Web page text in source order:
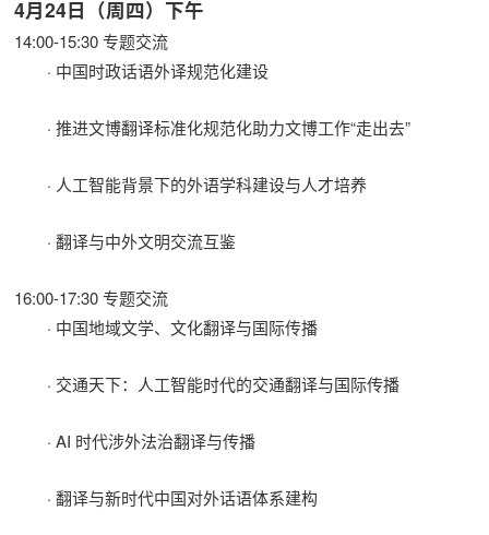
4月24日（周四）下午
14:00-15:30 专题交流
· 中国时政话语外译规范化建设
· 推进文博翻译标准化规范化助力文博工作“走出去”
· 人工智能背景下的外语学科建设与人才培养
· 翻译与中外文明交流互鉴
16:00-17:30 专题交流
· 中国地域文学、文化翻译与国际传播
· 交通天下：人工智能时代的交通翻译与国际传播
· AI 时代涉外法治翻译与传播
· 翻译与新时代中国对外话语体系建构